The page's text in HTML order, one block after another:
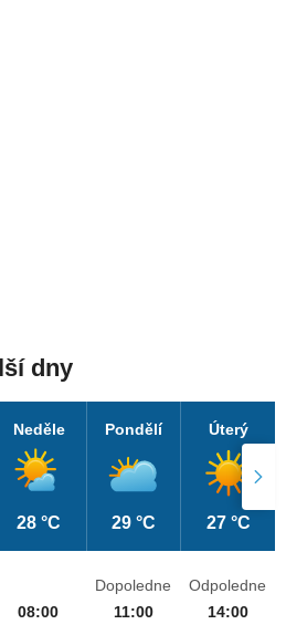
dny
Neděle
28 °C
Pondělí
29 °C
Úterý
27 °C
08:00
Dopoledne
11:00
Odpoledne
14:00